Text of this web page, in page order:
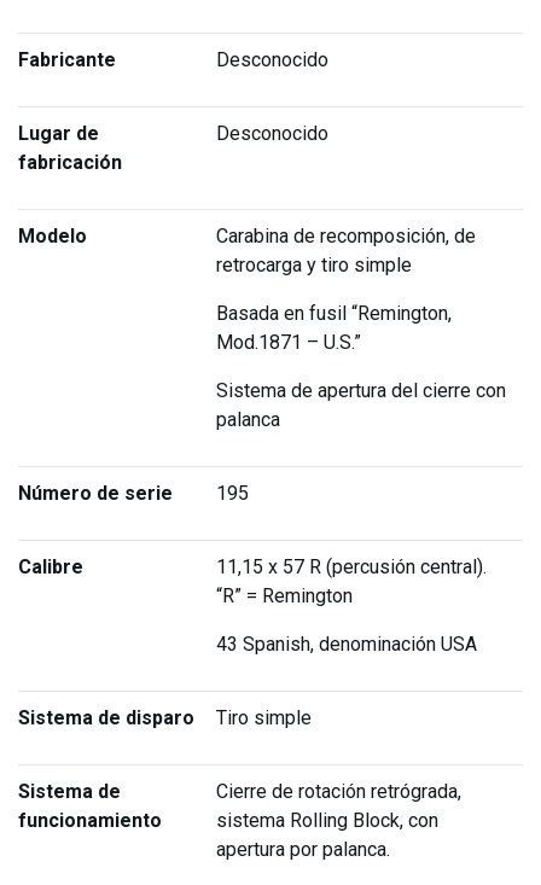
Fabricante Desconocido
Lugar de
fabricación
Desconocido
Modelo
Carabina de recomposición, de
retrocarga y tiro simple
Basada en fusil “Remington,
Mod.1871 – U.S.”
Sistema de apertura del cierre con
palanca
Número de serie 195
Calibre
11,15 x 57 R (percusión central).
“R” = Remington
43 Spanish, denominación USA
Sistema de disparo Tiro simple
Sistema de
funcionamiento
Cierre de rotación retrógrada,
sistema Rolling Block, con
apertura por palanca.